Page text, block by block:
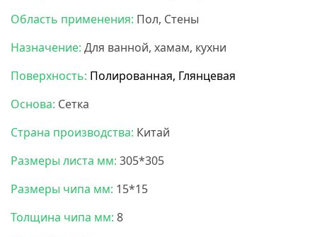
Область применения: Пол, Стены
Назначение: Для ванной, хамам, кухни
Поверхность: Полированная, Глянцевая
Основа: Сетка
Страна производства: Китай
Размеры листа мм: 305*305
Размеры чипа мм: 15*15
Толщина чипа мм: 8